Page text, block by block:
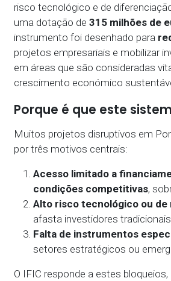
risco tecnológico e de
uma dotação de315 milhões de
instrumento foi desenhado para
projetos empresariais e mobilizar
em áreas que são consideradas
crescimento económico
Porque é que este
Muitos projetos disruptivos em
por três motivos centrais:
Acesso limitado a
condições competitivas,
Alto risco tecnológico ou de
afasta investidores
Falta de instrumentos
setores estratégicos ou
O IFIC responde a estes bloqueios,